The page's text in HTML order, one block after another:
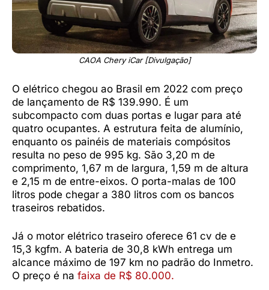
CAOA Chery iCar [Divulgação]
O elétrico chegou ao Brasil em 2022 com preço
de lançamento de R$ 139.990. É um
subcompacto com duas portas e lugar para até
quatro ocupantes. A estrutura feita de alumínio,
enquanto os painéis de materiais compósitos
resulta no peso de 995 kg. São 3,20 m de
comprimento, 1,67 m de largura, 1,59 m de altura
e 2,15 m de entre-eixos. O porta-malas de 100
litros pode chegar a 380 litros com os bancos
traseiros rebatidos.
Já o motor elétrico traseiro oferece 61 cv de e
15,3 kgfm. A bateria de 30,8 kWh entrega um
alcance máximo de 197 km no padrão do Inmetro.
O preço é na faixa de R$ 80.000.